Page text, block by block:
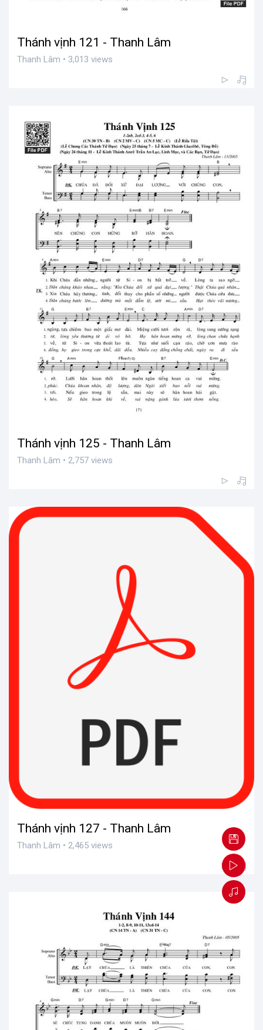
Thánh vịnh 121 - Thanh Lâm
Thanh Lâm • 3,013 views
Thánh vịnh 125 - Thanh Lâm
Thanh Lâm • 2,757 views
Thánh vịnh 127 - Thanh Lâm
Thanh Lâm • 2,465 views